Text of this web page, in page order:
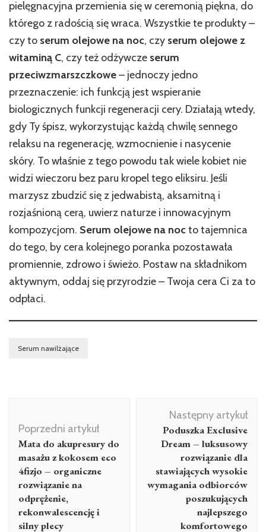
pielęgnacyjna przemienia się w ceremonią piękna, do
którego z radością się wraca. Wszystkie te produkty –
czy to serum olejowe na noc, czy serum olejowe z
witaminą C, czy też odżywcze serum
przeciwzmarszczkowe– jednoczy jedno
przeznaczenie: ich funkcją jest wspieranie
biologicznych funkcji regeneracji cery. Działają wtedy,
gdy Ty śpisz, wykorzystując każdą chwilę sennego
relaksu na regenerację, wzmocnienie i nasycenie
skóry. To właśnie z tego powodu tak wiele kobiet nie
widzi wieczoru bez paru kropel tego eliksiru. Jeśli
marzysz zbudzić się z jedwabistą, aksamitną i
rozjaśnioną cerą, uwierz naturze i innowacyjnym
kompozycjom. Serum olejowe na nocto tajemnica
do tego, by cera kolejnego poranka pozostawała
promiennie, zdrowo i świeżo. Postaw na składnikom
aktywnym, oddaj się przyrodzie – Twoja cera Ci za to
odpłaci.
Serum nawilżające
wpisu
Poprzedni artykuł
Mata do akupresury do
masażu z kokosem eco
4fizjo – organiczne
rozwiązanie na
odprężenie,
rekonwalescencję i
silny plecy
Następny artykuł
Poduszka Exclusive
Dream – luksusowy
rozwiązanie dla
stawiających wysokie
wymagania odbiorców
poszukujących
najlepszego
komfortowego